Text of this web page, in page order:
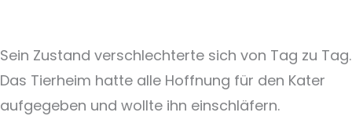
Sein Zustand verschlechterte sich von Tag zu Tag.
Das Tierheim hatte alle Hoffnung für den Kater
aufgegeben und wollte ihn einschläfern.